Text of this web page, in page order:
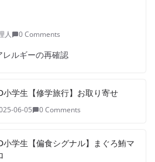
人 0 Comments
ルギーの再確認
小学生【修学旅行】お取り寄せ
06-05 0 Comments
小学生【偏食シグナル】まぐろ鮪マ